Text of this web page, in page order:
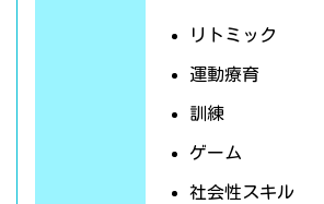
リトミック
運動療育
訓練
ゲーム
社会性スキル